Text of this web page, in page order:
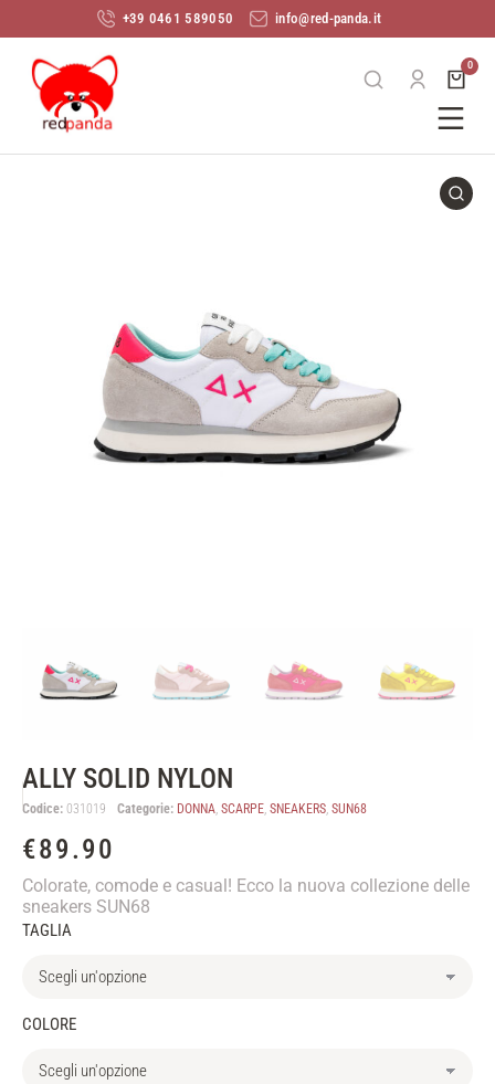
+39 0461 589050 info@red-panda.it
ALLY SOLID NYLON
Codice: 031019 Categorie: DONNA, SCARPE, SNEAKERS, SUN68
€89.90
Colorate, comode e casual! Ecco la nuova collezione delle
sneakers SUN68
TAGLIA
COLORE